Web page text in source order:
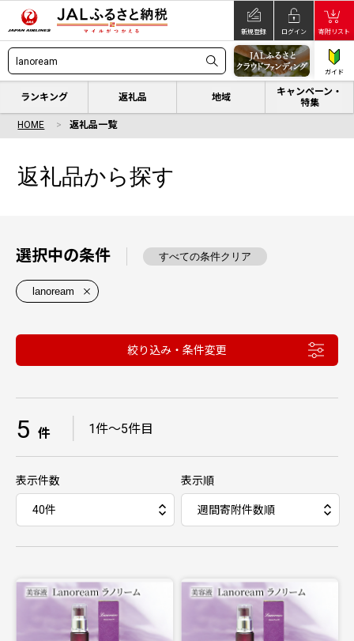
新規登録 ログイン 寄附リスト
ガイド
ランキング 返礼品 地域
キャンペーン・
特集
HOME 返礼品一覧
返礼品から探す
選択中の条件 すべての条件クリア
lanoream
絞り込み・条件変更
5 件 1件〜5件目
表示件数 表示順